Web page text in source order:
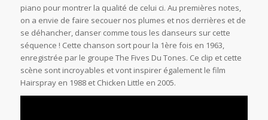
piano pour montrer la qualité de celui ci. Au premières notes,
on a envie de faire secouer nos plumes et nos derrières et de
se déhancher, danser comme tous les danseurs sur cette
séquence ! Cette chanson sort pour la 1ère fois en 1963,
enregistrée par le groupe The Fives Du Tones. Ce clip et cette
scène sont incroyables et vont inspirer également le film
Hairspray en 1988 et Chicken Little en 2005.